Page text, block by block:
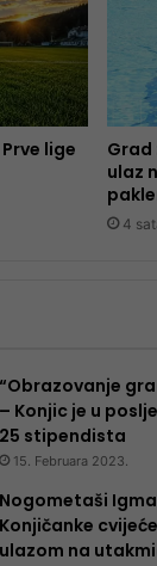
lige
Grad
ulaz
4
“Obrazovanje
– Konjic je u
25 ​​stipendista
15. Februara 2023.
Nogometaši
Konjičanke
ulazom na